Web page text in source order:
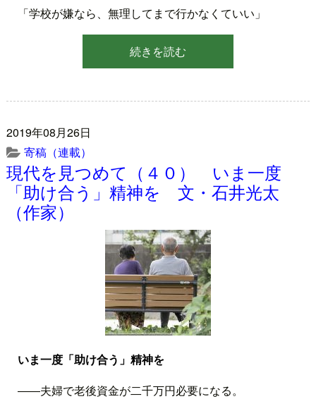
「学校が嫌なら、無理してまで行かなくていい」
続きを読む
2019年08月26日
寄稿（連載）
現代を見つめて（４０） いま一度
「助け合う」精神を 文・石井光太
（作家）
いま一度「助け合う」精神を
――夫婦で老後資金が二千万円必要になる。